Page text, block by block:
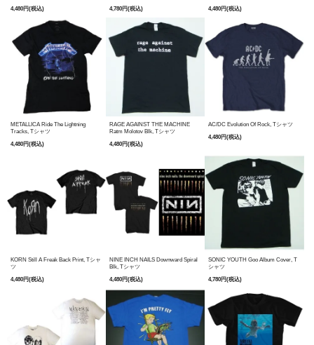
4,480円(税込)
4,780円(税込)
4,480円(税込)
METALLICA Ride The Lightning
Tracks, Tシャツ
4,480円(税込)
RAGE AGAINST THE MACHINE
Ratm Molotov Blk, Tシャツ
4,480円(税込)
AC/DC Evolution Of Rock, Tシャツ
4,480円(税込)
KORN Still A Freak Back Print, Tシャ
ツ
4,480円(税込)
NINE INCH NAILS Downward Spiral
Blk, Tシャツ
4,480円(税込)
SONIC YOUTH Goo Album Cover, T
シャツ
4,780円(税込)